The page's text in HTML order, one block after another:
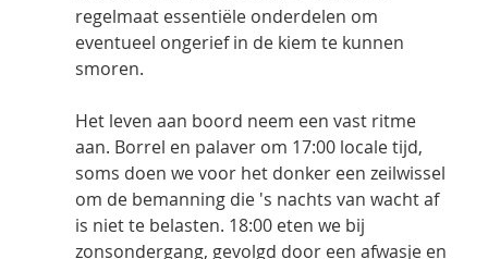
regelmaat essentiële onderdelen om
eventueel ongerief in de kiem te kunnen
smoren.
Het leven aan boord neem een vast ritme
aan. Borrel en palaver om 17:00 locale tijd,
soms doen we voor het donker een zeilwissel
om de bemanning die 's nachts van wacht af
is niet te belasten. 18:00 eten we bij
zonsondergang, gevolgd door een afwasje en